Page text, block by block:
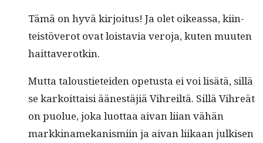
Tämä on hyvä kir­joi­tus! Ja olet oike­as­sa, kiin­
teistöverot ovat lois­tavia vero­ja, kuten muuten
haittaverotkin.
Mut­ta talousti­etei­den ope­tus­ta ei voi lisätä, sil­lä
se karkoit­taisi äänestäjiä Vihreiltä. Sil­lä Vihreät
on puolue, joka luot­taa aivan liian vähän
markki­namekanis­mi­in ja aivan liikaan julkisen